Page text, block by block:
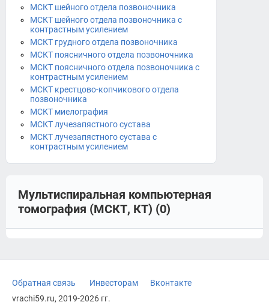
МСКТ шейного отдела позвоночника
МСКТ шейного отдела позвоночника с
контрастным усилением
МСКТ грудного отдела позвоночника
МСКТ поясничного отдела позвоночника
МСКТ поясничного отдела позвоночника с
контрастным усилением
МСКТ крестцово-копчикового отдела
позвоночника
МСКТ миелография
МСКТ лучезапястного сустава
МСКТ лучезапястного сустава с
контрастным усилением
Мультиспиральная компьютерная
томография (МСКТ, КТ) (0)
Обратная связь Инвесторам
Вконтакте
vrachi59.ru, 2019-2026 гг.